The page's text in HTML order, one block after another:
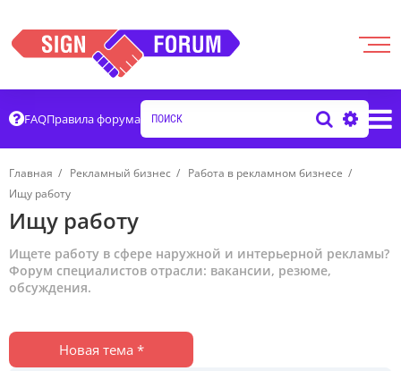
FAQПравила форума
Главная Рекламный бизнес
Работа в рекламном бизнесе
Ищу работу
Ищу работу
Ищете работу в сфере наружной и интерьерной рекламы?
Форум специалистов отрасли: вакансии, резюме,
обсуждения.
Новая тема *